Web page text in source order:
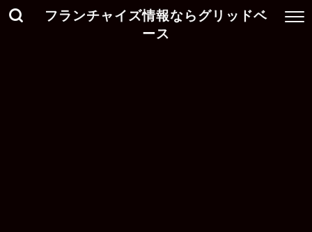
フランチャイズ情報ならグリッドベ
ース